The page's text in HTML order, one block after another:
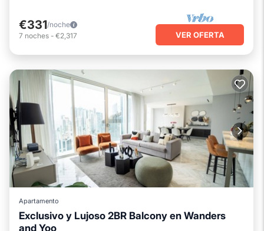
€331/noche
7 noches - €2,317 VER OFERTA
Apartamento
Exclusivo y Lujoso 2BR Balcony en Wanders
and Yoo